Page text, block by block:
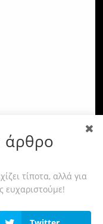
άρθρο
τίποτα, αλλά για
ευχαριστούμε!